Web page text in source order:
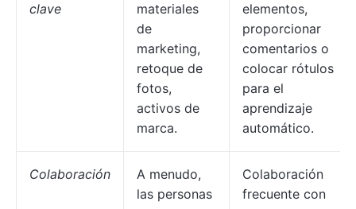
clave
materiales
de
marketing,
retoque de
fotos,
activos de
marca.
elementos,
proporcionar
comentarios o
colocar rótulos
para el
aprendizaje
automático.
Colaboración
A menudo,
las personas
Colaboración
frecuente con